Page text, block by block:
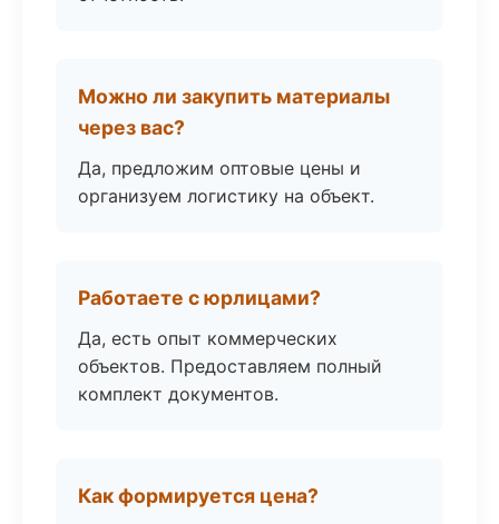
Можно ли закупить материалы
через вас?
Да, предложим оптовые цены и
организуем логистику на объект.
Работаете с юрлицами?
Да, есть опыт коммерческих
объектов. Предоставляем полный
комплект документов.
Как формируется цена?